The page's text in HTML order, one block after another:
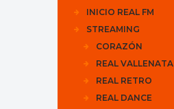
INICIO REAL FM
STREAMING
CORAZÓN
REAL VALLENATA
REAL RETRO
REAL DANCE